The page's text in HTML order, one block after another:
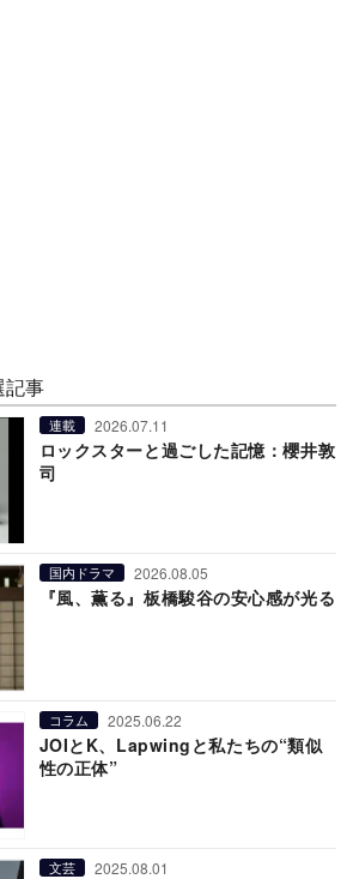
記事
連載 2026.07.11
ロックスターと過ごした記憶：櫻井敦
司
国内ドラマ 2026.08.05
『風、薫る』板橋駿谷の安心感が光る
コラム 2025.06.22
JOIとK、Lapwingと私たちの“類似
性の正体”
文芸 2025.08.01